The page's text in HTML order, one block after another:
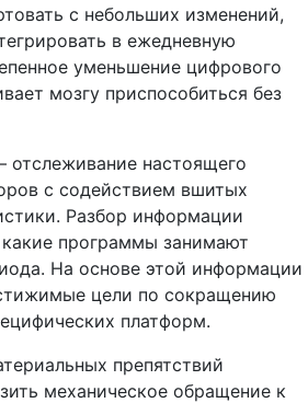
с небольших изменений,
в ежедневную
уменьшение цифрового
мозгу приспособиться без
отслеживание настоящего
с содействием вшитых
Разбор информации
какие программы занимают
На основе этой информации
цели по сокращению
платформ.
препятствий
механическое обращение к